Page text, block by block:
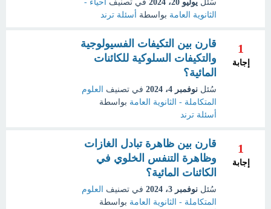
سُئل يوليو 20، 2024 في تصنيف أحياء -
الثانوية العامة بواسطة أسئلة ترند
1
إجابة
قارن بين التكيفات الفسيولوجية
والتكيفات السلوكية للكائنات
المائية؟
سُئل نوفمبر 4، 2024 في تصنيف العلوم
المتكاملة - الثانوية العامة بواسطة
أسئلة ترند
1
إجابة
قارن بين ظاهرة تبادل الغازات
وظاهرة التنفس الخلوي في
الكائنات المائية؟
سُئل نوفمبر 3، 2024 في تصنيف العلوم
المتكاملة - الثانوية العامة بواسطة